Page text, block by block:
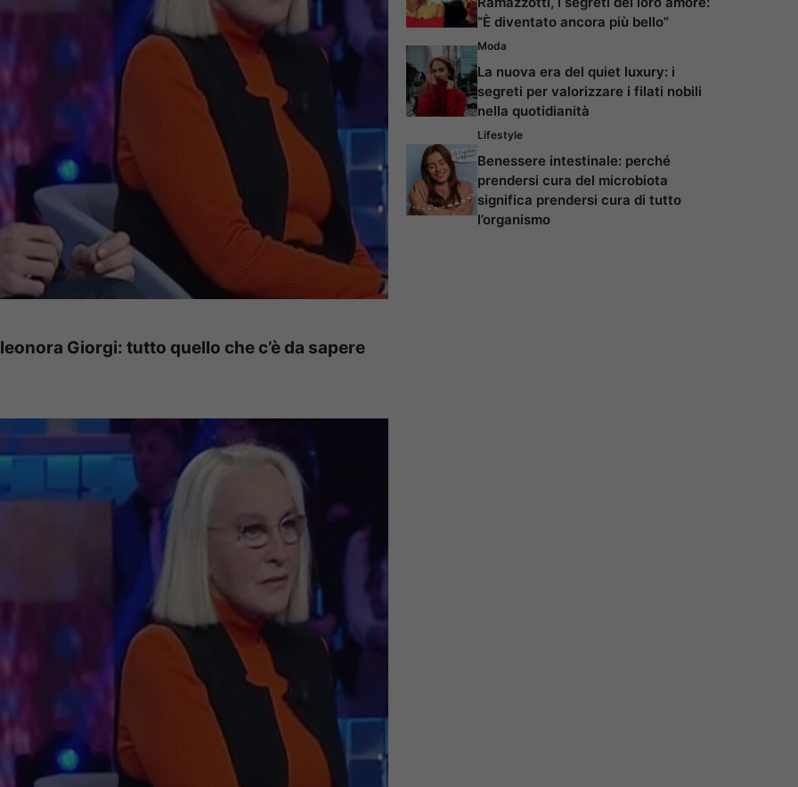
Giorgi: tutto quello che c’è da sapere
“È diventato ancora più bello”
Moda
La nuova era del quiet luxury: i
segreti per valorizzare i filati nobili
nella quotidianità
Lifestyle
Benessere intestinale: perché
prendersi cura del microbiota
significa prendersi cura di tutto
l’organismo